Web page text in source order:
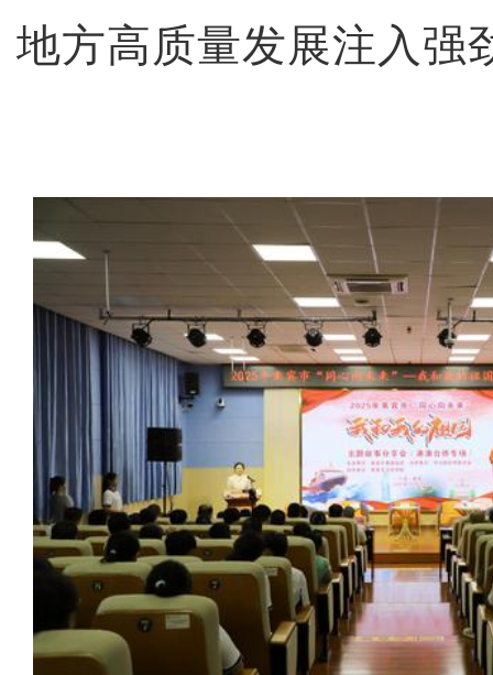
地方高质量发展注入强